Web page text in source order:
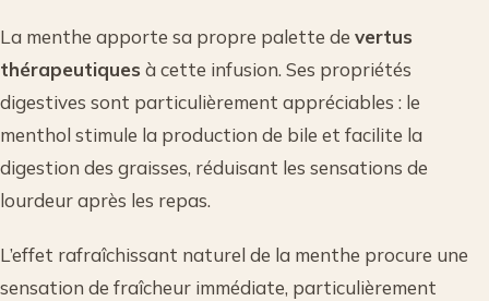
La menthe apporte sa propre palette de vertus
thérapeutiques à cette infusion. Ses propriétés
digestives sont particulièrement appréciables : le
menthol stimule la production de bile et facilite la
digestion des graisses, réduisant les sensations de
lourdeur après les repas.
L’effet rafraîchissant naturel de la menthe procure une
sensation de fraîcheur immédiate, particulièrement